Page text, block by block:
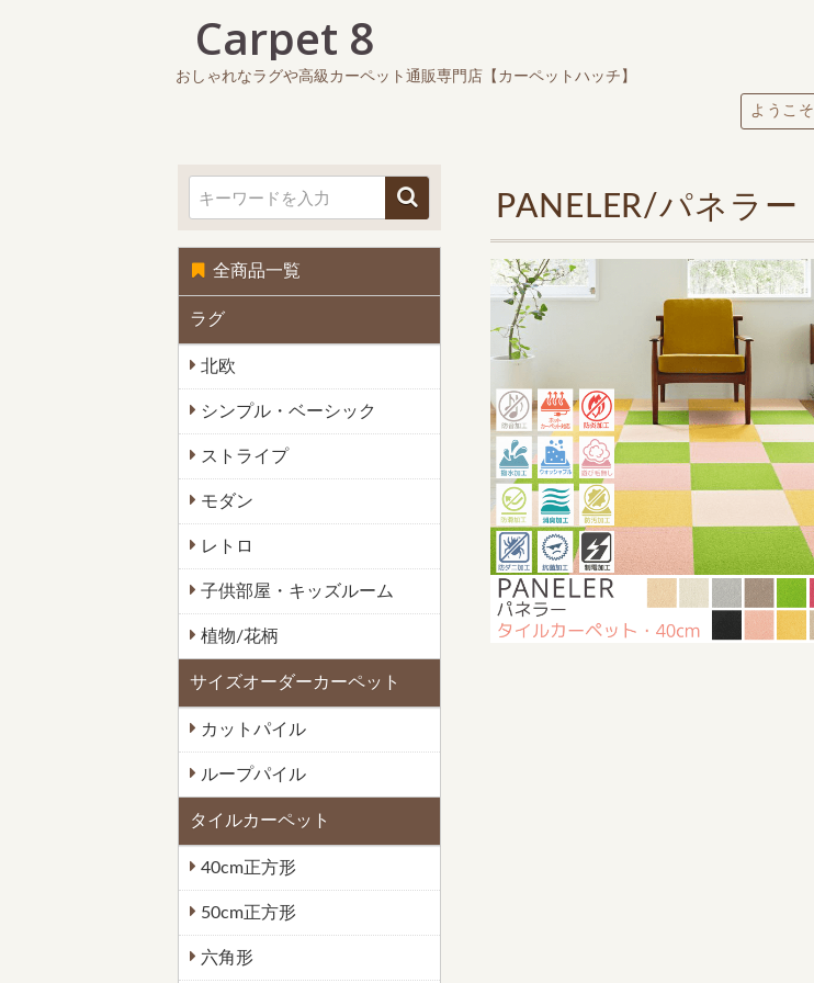
おしゃれなラグや高級カーペット通販専門店【カーペットハッチ】
ようこそ
全商品一覧
ラグ
北欧
シンプル・ベーシック
ストライプ
モダン
レトロ
子供部屋・キッズルーム
植物/花柄
サイズオーダーカーペット
カットパイル
ループパイル
タイルカーペット
40cm正方形
50cm正方形
六角形
PANELER/パネラー